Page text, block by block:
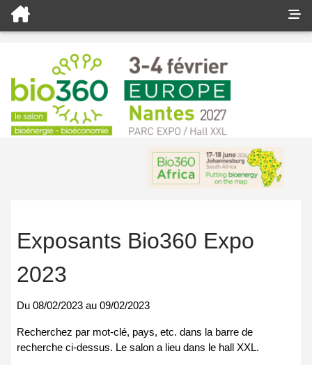
Exposants Bio360 Expo
2023
Du 08/02/2023 au 09/02/2023